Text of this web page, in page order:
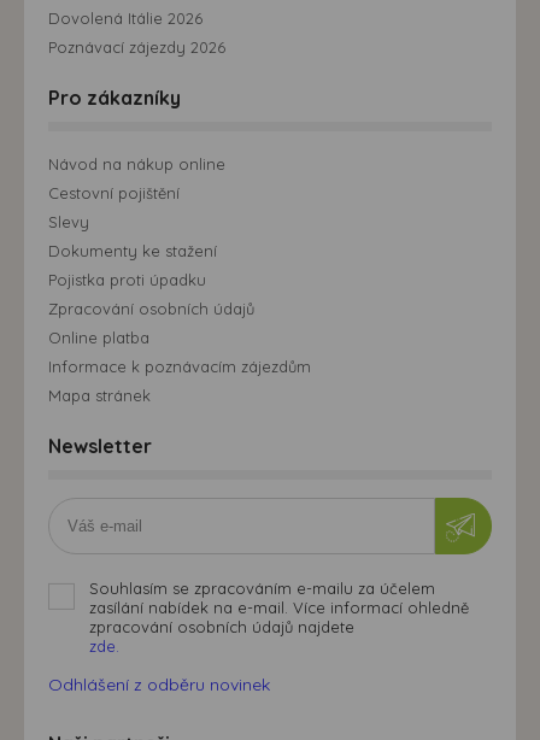
Dovolená Itálie 2026
Poznávací zájezdy 2026
Pro zákazníky
Návod na nákup online
Cestovní pojištění
Slevy
Dokumenty ke stažení
Pojistka proti úpadku
Zpracování osobních údajů
Online platba
Informace k poznávacím zájezdům
Mapa stránek
Newsletter
Souhlasím se zpracováním e-mailu za účelem
zasílání nabídek na e-mail. Více informací ohledně
zpracování osobních údajů najdete
zde.
Odhlášení z odběru novinek